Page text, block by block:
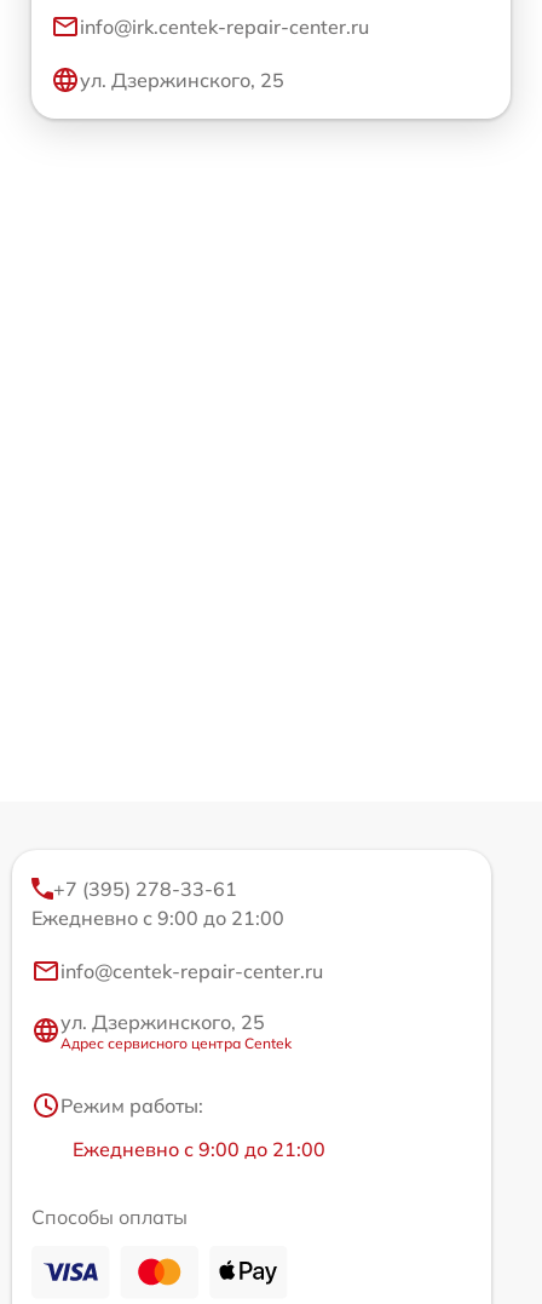
info@irk.centek-repair-center.ru
ул. Дзержинского, 25
+7 (395) 278-33-61
Ежедневно с 9:00 до 21:00
info@centek-repair-center.ru
ул. Дзержинского, 25
Адрес сервисного центра Centek
Режим работы:
Ежедневно с 9:00 до 21:00
Способы оплаты